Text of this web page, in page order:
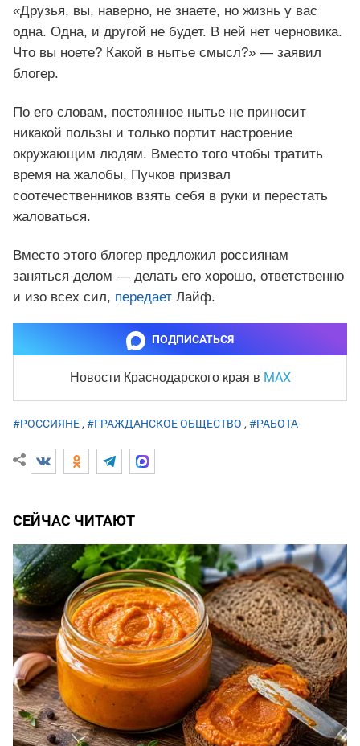
«Друзья, вы, наверно, не знаете, но жизнь у вас
одна. Одна, и другой не будет. В ней нет черновика.
Что вы ноете? Какой в нытье смысл?» — заявил
блогер.
По его словам, постоянное нытье не приносит
никакой пользы и только портит настроение
окружающим людям. Вместо того чтобы тратить
время на жалобы, Пучков призвал
соотечественников взять себя в руки и перестать
жаловаться.
Вместо этого блогер предложил россиянам
заняться делом — делать его хорошо, ответственно
и изо всех сил, передает Лайф.
ПОДПИСАТЬСЯ
Новости Краснодарского края в MAX
#РОССИЯНЕ, #ГРАЖДАНСКОЕ ОБЩЕСТВО , #РАБОТА
СЕЙЧАС ЧИТАЮТ